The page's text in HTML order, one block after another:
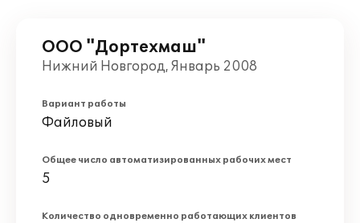
ООО "Дортехмаш"
Нижний Новгород, Январь 2008
Вариант работы
Файловый
Общее число автоматизированных рабочих мест
5
Количество одновременно работающих клиентов